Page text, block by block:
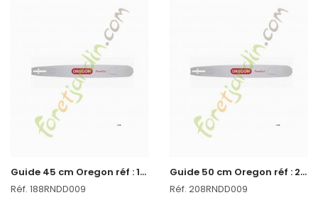
G
uide 45 cm Oregon réf : 188RNDD009 en stock
Réf. 188RNDD009
G
uide 50 cm Oregon réf : 208RNDD009 en stock
Réf. 208RNDD009